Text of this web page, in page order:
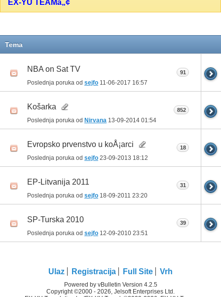
EX-YU TEAMâ„¢
Tema
NBA on Sat TV
Poslednja poruka od sejfo 11-06-2017 16:57
91
Košarka
Poslednja poruka od Nirvana 13-09-2014 01:54
852
Evropsko prvenstvo u koÅ¡arci
Poslednja poruka od sejfo 23-09-2013 18:12
18
EP-Litvanija 2011
Poslednja poruka od sejfo 18-09-2011 23:20
31
SP-Turska 2010
Poslednja poruka od sejfo 12-09-2010 23:51
39
Ulaz Registracija Full Site Vrh
Powered by vBulletin Version 4.2.5
Copyright ©2000 - 2026, Jelsoft Enterprises Ltd.